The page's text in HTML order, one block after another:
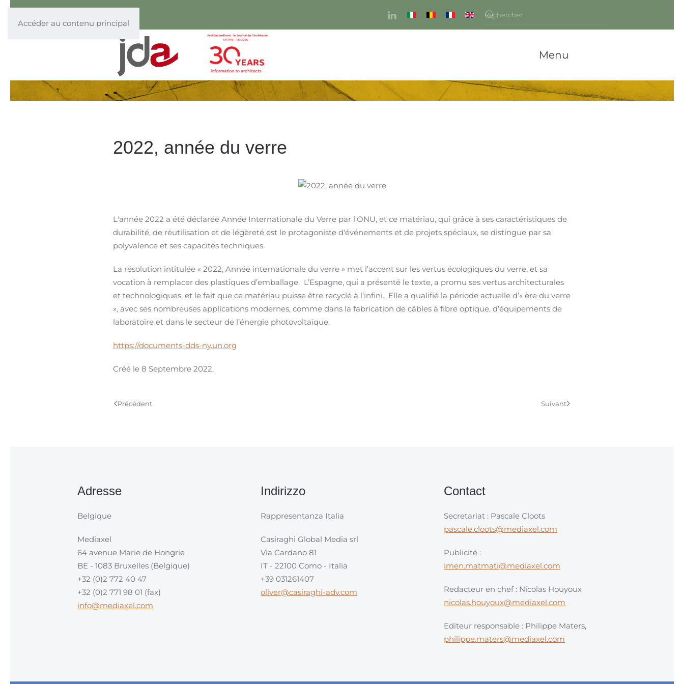
Accéder au contenu principal
Menu
2022, année du verre
L'année 2022 a été déclarée Année Internationale du Verre par l'ONU, et ce matériau, qui grâce à ses caractéristiques de
durabilité, de réutilisation et de légèreté est le protagoniste d'événements et de projets spéciaux, se distingue par sa
polyvalence et ses capacités techniques.
La résolution intitulée « 2022, Année internationale du verre » met l’accent sur les vertus écologiques du verre, et sa
vocation à remplacer des plastiques d’emballage. L’Espagne, qui a présenté le texte, a promu ses vertus architecturales
et technologiques, et le fait que ce matériau puisse être recyclé à l’infini. Elle a qualifié la période actuelle d’« ère du verre
», avec ses nombreuses applications modernes, comme dans la fabrication de câbles à fibre optique, d’équipements de
laboratoire et dans le secteur de l’énergie photovoltaïque.
https://documents-dds-ny.un.org
Créé le 8 Septembre 2022.
Précédent Suivant
Adresse
Belgique
Mediaxel
64 avenue Marie de Hongrie
BE - 1083 Bruxelles (Belgique)
+32 (0)2 772 40 47
+32 (0)2 771 98 01 (fax)
info@mediaxel.com
Indirizzo
Rappresentanza Italia
Casiraghi Global Media srl
Via Cardano 81
IT - 22100 Como - Italia
+39 031261407
oliver@casiraghi-adv.com
Contact
Secretariat : Pascale Cloots
pascale.cloots@mediaxel.com
Publicité :
imen.matmati@mediaxel.com
Redacteur en chef : Nicolas Houyoux
nicolas.houyoux@mediaxel.com
Editeur responsable : Philippe Maters,
philippe.maters@mediaxel.com